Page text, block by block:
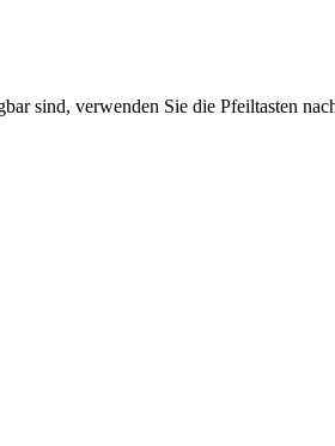
sind, verwenden Sie die Pfeiltasten